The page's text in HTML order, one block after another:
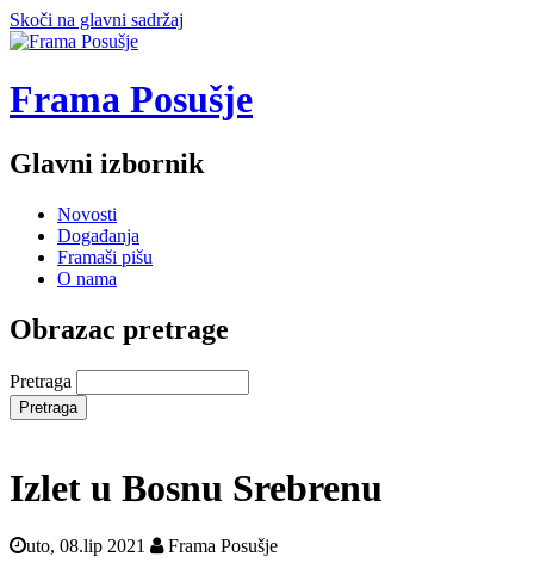
Skoči na glavni sadržaj
Frama Posušje
Glavni izbornik
Novosti
Događanja
Framaši pišu
O nama
Obrazac pretrage
Pretraga
Izlet u Bosnu Srebrenu
uto, 08.lip 2021
Frama Posušje